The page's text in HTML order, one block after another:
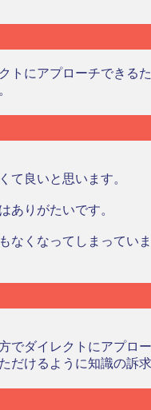
にアプローチでき
て良いと思います。
ありがたいです。
くなってしまって
ダイレクトにアプ
けるように知識の訴